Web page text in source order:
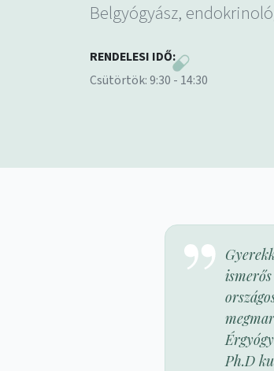
Belgyógyász,
RENDELESI IDŐ:
Csütörtök: 9:30 - 14:30
Ph.D